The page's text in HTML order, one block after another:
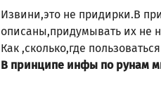
Извини,это не придирки.В
описаны,придумывать их не
Как ,сколько,где
В принципе инфы по рунам